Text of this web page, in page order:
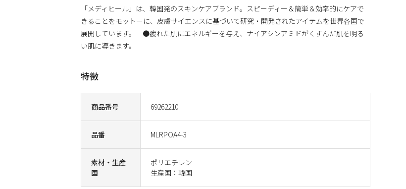
商品番号 69262210
品番 MLRPOA4-3
素材・生産
国
ポリエチレン
生産国：韓国
「メディヒール」は、韓国発のスキンケアブランド。スピーディー＆簡単＆効率的にケアで
きることをモットーに、皮膚サイエンスに基づいて研究・開発されたアイテムを世界各国で
展開しています。 ●疲れた肌にエネルギーを与え、ナイアシンアミドがくすんだ肌を明る
い肌に導きます。
特徴